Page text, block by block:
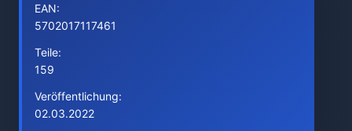
EAN:
5702017117461
Teile:
159
Veröffentlichung:
02.03.2022